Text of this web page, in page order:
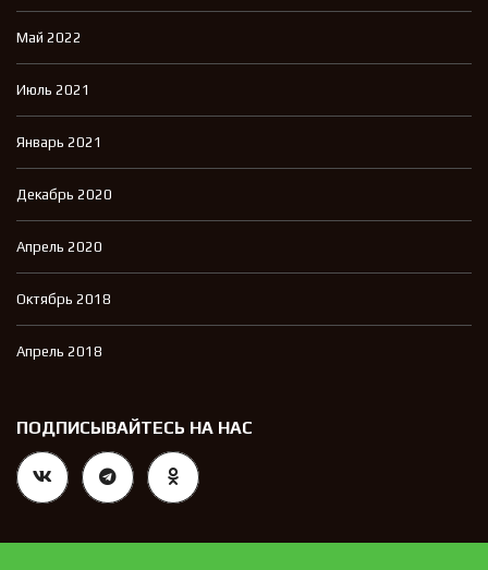
Май 2022
Июль 2021
Январь 2021
Декабрь 2020
Апрель 2020
Октябрь 2018
Апрель 2018
ПОДПИСЫВАЙТЕСЬ НА НАС